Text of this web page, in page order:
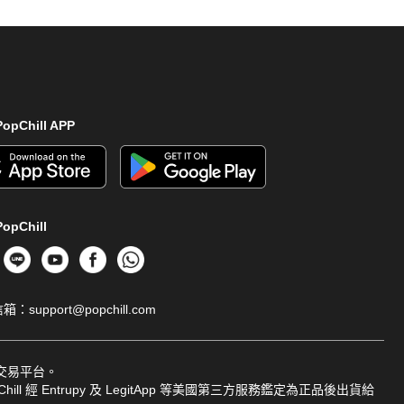
APP
： support@popchill.com
易平台。
經 Entrupy 及 LegitApp 等美國第三方服務鑑定為正品後出貨給